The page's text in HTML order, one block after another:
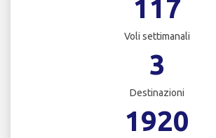
117
Voli settimanali
3
Destinazioni
1920